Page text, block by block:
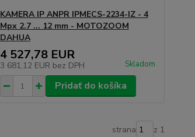
KAMERA IP ANPR IPMECS-2234-IZ - 4
Mpx 2.7 ... 12 mm - MOTOZOOM
DAHUA
4 527,78 EUR
3 681,12 EUR bez DPH Skladom
Pridať do košíka
strana z 1